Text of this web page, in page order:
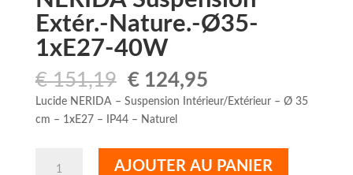
Extér.-Nature.-Ø35-
1xE27-40W
€151,19 Le
prix
initial
€ 151,19.
€124,95Le
prix
€ 124,95.
Lucide NERIDA – Suspension Intérieur/Extérieur – Ø 35
cm – 1xE27 – IP44 – Naturel
AJOUTER AU PANIER